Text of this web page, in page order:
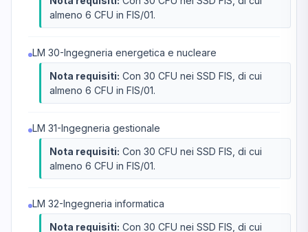
almeno 6 CFU in FIS/01.
LM 30-Ingegneria energetica e nucleare
Nota requisiti: Con 30 CFU nei SSD FIS, di cui
almeno 6 CFU in FIS/01.
LM 31-Ingegneria gestionale
Nota requisiti: Con 30 CFU nei SSD FIS, di cui
almeno 6 CFU in FIS/01.
LM 32-Ingegneria informatica
Nota requisiti: Con 30 CFU nei SSD FIS, di cui